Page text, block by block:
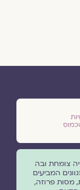
צומחת ובה
המביעים
מסות פרוזה,